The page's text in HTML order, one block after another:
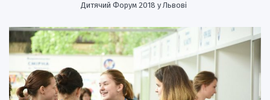
Дитячий Форум 2018 у Львові